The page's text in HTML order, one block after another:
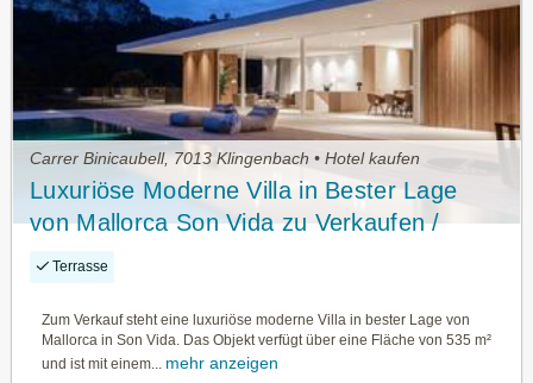
Carrer Binicaubell, 7013 Klingenbach • Hotel kaufen
Luxuriöse Moderne Villa in Bester Lage
von Mallorca Son Vida zu Verkaufen /
Spanien - 211437
Terrasse
Zum Verkauf steht eine luxuriöse moderne Villa in bester Lage von
Mallorca in Son Vida. Das Objekt verfügt über eine Fläche von 535 m²
und ist mit einem...
mehr anzeigen